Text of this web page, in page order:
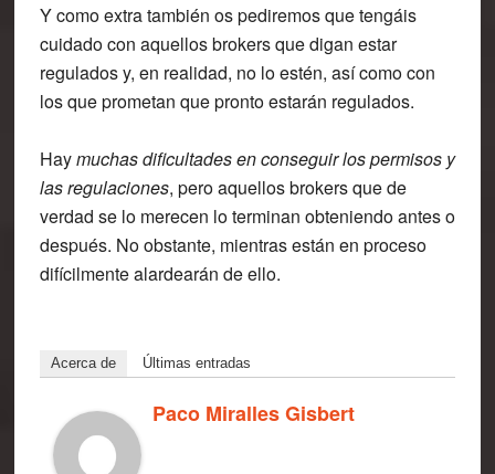
Y como extra también os pediremos que tengáis
cuidado con aquellos brokers que digan estar
regulados y, en realidad, no lo estén, así como con
los que prometan que pronto estarán regulados.
Haymuchas dificultades en conseguir los permisos y
las regulaciones, pero aquellos brokers que de
verdad se lo merecen lo terminan obteniendo antes o
después. No obstante, mientras están en proceso
difícilmente alardearán de ello.
Acerca de Últimas entradas
Paco Miralles Gisbert